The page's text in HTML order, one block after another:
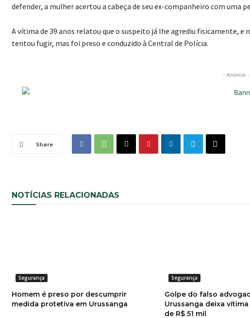
defender, a mulher acertou a cabeça de seu ex-companheiro com uma
A vítima de 39 anos relatou que o suspeito já lhe agrediu fisicamente,
tentou fugir, mas foi preso e conduzido à Central de Polícia.
- Anúncio -
Share
NOTÍCIAS RELACIONADAS
Segurança
Homem é preso por descumprir
medida protetiva em Urussanga
Segurança
Golpe do falso
Urussanga deixa
de R$ 51 mil